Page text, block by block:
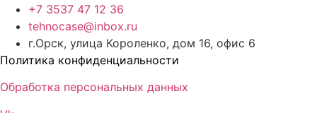
+7 3537 47 12 36
tehnocase@inbox.ru
г.Орск, улица Короленко, дом 16, офис 6
Политика конфиденциальности
Обработка персональных данных